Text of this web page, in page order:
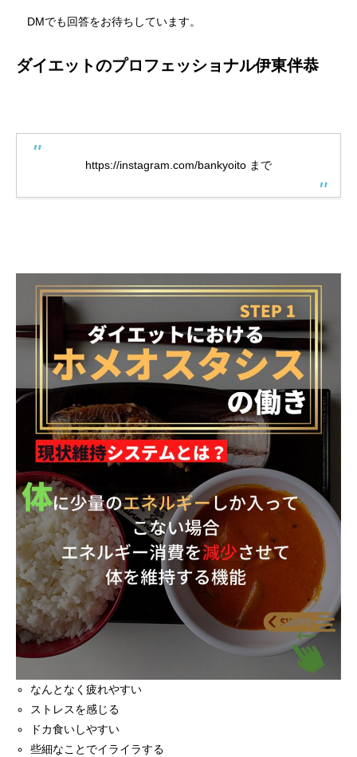
DMでも回答をお待ちしています。
ダイエットのプロフェッショナル伊東伴恭
https://instagram.com/bankyoito まで
なんとなく疲れやすい
ストレスを感じる
ドカ食いしやすい
些細なことでイライラする